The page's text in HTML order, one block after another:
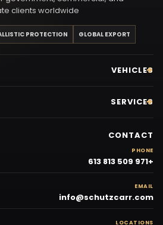
clients worldwide.
GLOBAL EXPORT
PROTECTION
VEHICLES
SERVICES
CONTACT
PHONE
+971 509 813 613
EMAIL
info@schutzcarr.com
LOCATIONS